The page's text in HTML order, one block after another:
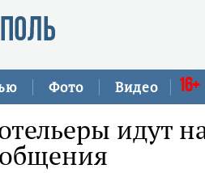
Фото Видео 16+
идут